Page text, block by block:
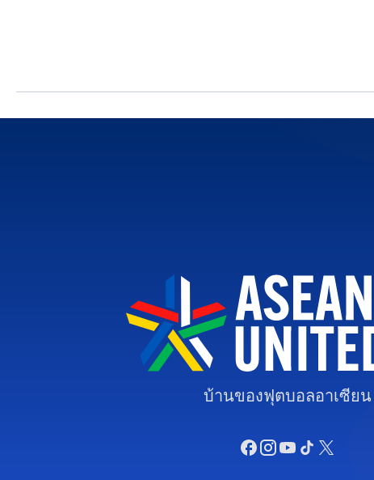
บ้านของฟุตบอลอาเซียน